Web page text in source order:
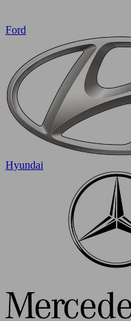
Ford
Hyundai